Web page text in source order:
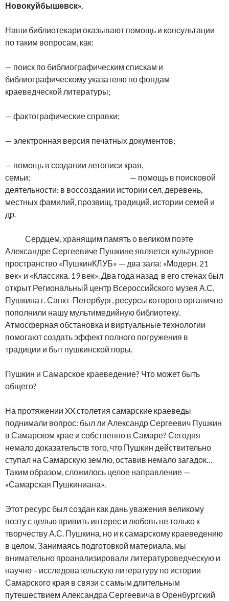
Новокуйбышевск».
Наши библиотекари оказывают помощь и консультации
по таким вопросам, как:
— поиск по библиографическим спискам и
библиографическому указателю по фондам
краеведческой литературы;
— фактографические справки;
— электронная версия печатных документов;
— помощь в создании летописи края,
семьи; — помощь в поисковой
деятельности: в воссоздании истории сел, деревень,
местных фамилий, прозвищ, традиций, истории семей и
др.
Сердцем, хранящим память о великом поэте
Александре Сергеевиче Пушкине является культурное
пространство «ПушкинКЛУБ» — два зала: «Модерн. 21
век» и «Классика. 19 век». Два года назад в его стенах был
открыт Региональный центр Всероссийского музея А.С.
Пушкина г. Санкт-Петербург, ресурсы которого органично
пополнили нашу мультимедийную библиотеку.
Атмосферная обстановка и виртуальные технологии
помогают создать эффект полного погружения в
традиции и быт пушкинской поры.
Пушкин и Самарское краеведение? Что может быть
общего?
На протяжении XX столетия самарские краеведы
поднимали вопрос: был ли Александр Сергеевич Пушкин
в Самарском крае и собственно в Самаре? Сегодня
немало доказательств того, что Пушкин действительно
ступал на Самарскую землю, оставив немало загадок…
Таким образом, сложилось целое направление —
«Самарская Пушкиниана».
Этот ресурс был создан как дань уважения великому
поэту с целью привить интерес и любовь не только к
творчеству А.С. Пушкина, но и к самарскому краеведению
в целом. Занимаясь подготовкой материала, мы
внимательно проанализировали литературоведческую и
научно – исследовательскую литературу по истории
Самарского края в связи с самым длительным
путешествием Александра Сергеевича в Оренбургский